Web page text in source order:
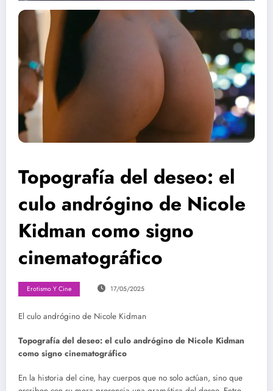
Topografía del deseo: el
culo andrógino de Nicole
Kidman como signo
cinematográfico
Erotismo Y Cine 17/05/2025
El culo andrógino de Nicole Kidman
Topografía del deseo: el culo andrógino de Nicole Kidman
como signo cinematográfico
En la historia del cine, hay cuerpos que no solo actúan, sino que